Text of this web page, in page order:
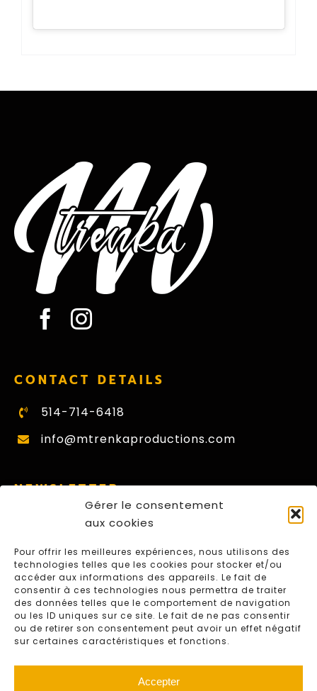
Gérer le consentement
aux cookies
Pour offrir les meilleures expériences, nous utilisons des
technologies telles que les cookies pour stocker et/ou
accéder aux informations des appareils. Le fait de
consentir à ces technologies nous permettra de traiter
des données telles que le comportement de navigation
ou les ID uniques sur ce site. Le fait de ne pas consentir
ou de retirer son consentement peut avoir un effet négatif
sur certaines caractéristiques et fonctions.
Accepter
CONTACT DETAILS
514-714-6418
info@mtrenkaproductions.com
NEWSLETTER
E-
mail
CAPTCHA
S'ABONNER